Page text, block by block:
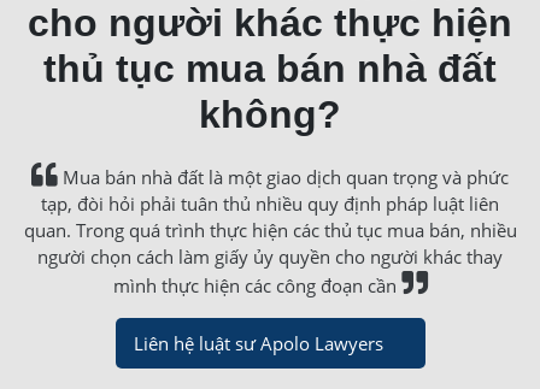
cho người khác thực hiện
thủ tục mua bán nhà đất
không?
Mua bán nhà đất là một giao dịch quan trọng và phức
tạp, đòi hỏi phải tuân thủ nhiều quy định pháp luật liên
quan. Trong quá trình thực hiện các thủ tục mua bán, nhiều
người chọn cách làm giấy ủy quyền cho người khác thay
mình thực hiện các công đoạn cần
Liên hệ luật sư Apolo Lawyers